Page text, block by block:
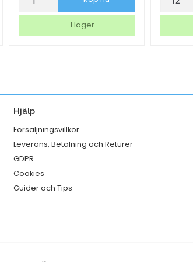
T580DW
I lager
50cl
Hjälp
Försäljningsvillkor
Leverans, Betalning och Returer
GDPR
Cookies
Guider och Tips